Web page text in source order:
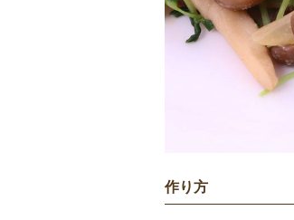
作り方